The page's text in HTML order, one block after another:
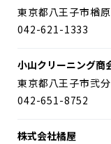
東京都八王子市楢
042-621-1333
小山クリーニング商
東京都八王子市弐
042-651-8752
株式会社橘屋